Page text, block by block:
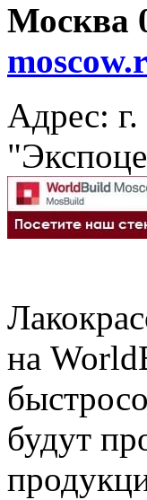
Москва
Адрес:
на
будут